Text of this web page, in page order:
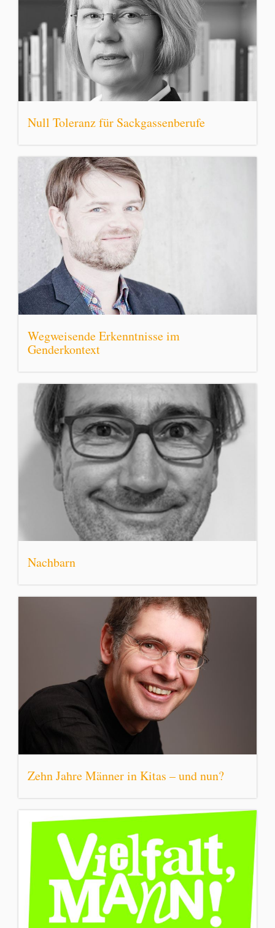
Null Toleranz für Sackgassenberufe
Wegweisende Erkenntnisse im
Genderkontext
Nachbarn
Zehn Jahre Männer in Kitas – und nun?